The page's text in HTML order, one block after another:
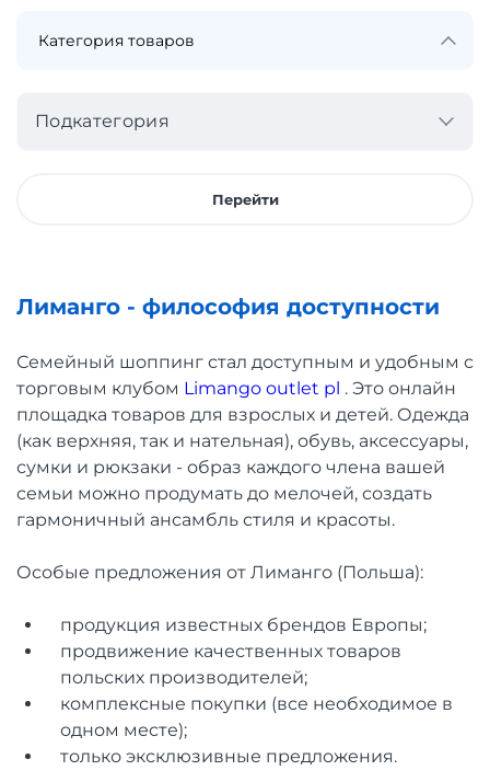
Подкатегория
Перейти
Лиманго - философия доступности
Семейный шоппинг стал доступным и удобным с
торговым клубом Limango outlet pl . Это онлайн
площадка товаров для взрослых и детей. Одежда
(как верхняя, так и нательная), обувь, аксессуары,
сумки и рюкзаки - образ каждого члена вашей
семьи можно продумать до мелочей, создать
гармоничный ансамбль стиля и красоты.
Особые предложения от Лиманго (Польша):
продукция известных брендов Европы;
продвижение качественных товаров
польских производителей;
комплексные покупки (все необходимое в
одном месте);
только эксклюзивные предложения.